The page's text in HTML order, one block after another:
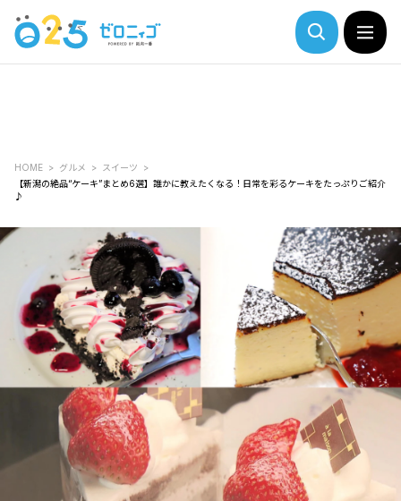
HOME グルメ
スイーツ
【新潟の絶品“ケーキ”まとめ6選】誰かに教えたくなる！日常を彩るケーキをたっぷりご紹介
♪